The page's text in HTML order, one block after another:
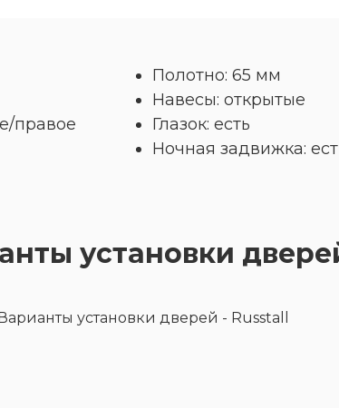
правое
Полотно: 65 мм
Навесы: открытые
Глазок: есть
Ночная задвижка:
установки